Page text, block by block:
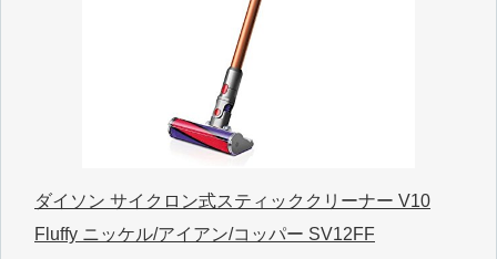
ダイソン サイクロン式スティッククリーナー V10
Fluffy ニッケル/アイアン/コッパー SV12FF